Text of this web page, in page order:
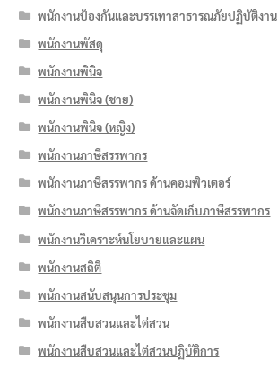
พนักงานป้องกันและบรรเทาสาธารณภัยปฏิบัติงาน
พนักงานพัสดุ
พนักงานพินิจ
พนักงานพินิจ (ชาย)
พนักงานพินิจ (หญิง)
พนักงานภาษีสรรพากร
พนักงานภาษีสรรพากร ด้านคอมพิวเตอร์
พนักงานภาษีสรรพากร ด้านจัดเก็บภาษีสรรพากร
พนักงานวิเคราะห์นโยบายและแผน
พนักงานสถิติ
พนักงานสนับสนุนการประชุม
พนักงานสืบสวนและไต่สวน
พนักงานสืบสวนและไต่สวนปฏิบัติการ